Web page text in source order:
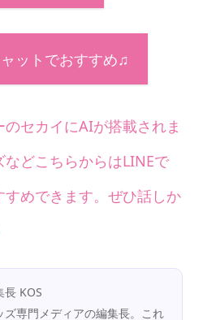
ットでおすすめ♫
セカイにAIが搭載されま
などこちらからはLINEで
めできます。ぜひ話しか
長 KOS
ズ専門メディアの編集長。これ